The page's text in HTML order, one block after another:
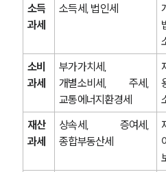
소득
과세
소득세, 법인세
소비
과세
부가가치세,
개별소비세, 주세,
교통에너지환경세
재산
과세
상속세, 증여세,
종합부동산세